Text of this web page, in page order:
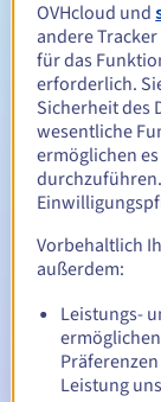
Warn-E-Mails:
Ablaufdatum
E-Mail am
Sperrung des
E-Mail nach
OVHcloud und
andere
für das
erforderlich.
Sicherheit des
wesentliche
ermöglichen
Vorbehaltlich
außerdem:
Leistungs-
Leistung